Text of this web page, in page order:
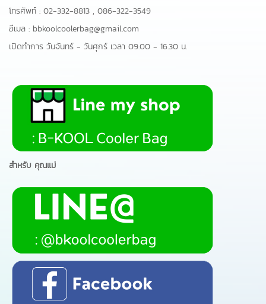
โทรศัพท์ : 02-332-8813 , 086-322-3549
อีเมล : bbkoolcoolerbag@gmail.com
เปิดทำการ วันจันทร์ - วันศุกร์ เวลา 09.00 - 16.30 น.
สำหรับ คุณแม่